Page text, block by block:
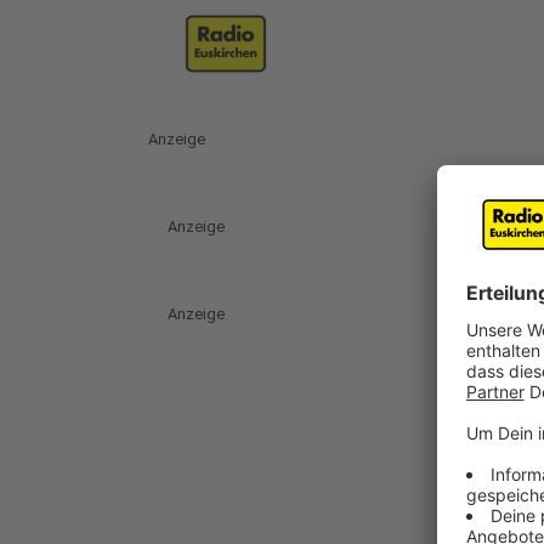
Anzeige
Anzeige
Anzeige